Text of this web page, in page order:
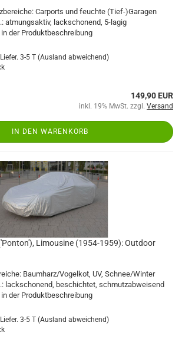
Carports und feuchte (Tief-)Garagen
atmungsaktiv, lackschonend, 5-lagig
der Produktbeschreibung
3-5 T (Ausland abweichend)
149,90 EUR
inkl. 19% MwSt. zzgl. Versand
IN DEN WARENKORB
Limousine (1954-1959): Outdoor
Baumharz/Vogelkot, UV, Schnee/Winter
lackschonend, beschichtet, schmutzabweisend
der Produktbeschreibung
3-5 T (Ausland abweichend)